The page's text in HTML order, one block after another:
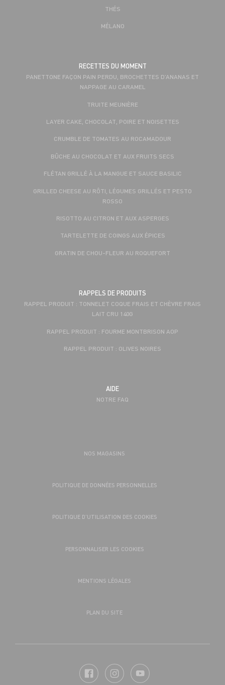
THÉS
MÉLANO
RECETTES DU MOMENT
PANETTONE FAÇON PAIN PERDU, BROCHETTES D’ANANAS ET
NAPPAGE AU CARAMEL
TRUITE MEUNIÈRE
LAYER CAKE, CHOCOLAT, POIRE ET NOISETTES
CRUMBLE DE TOMATES AU ROCAMADOUR
BÛCHE AU CHOCOLAT ET AUX FRUITS SECS
FLÉTAN GRILLÉ À LA MANGUE ET SAUCE BASILIC
GRILLED CHEESE AU RÔTI, LÉGUMES GRILLÉS ET PESTO
ROSSO
RISOTTO AU CITRON ET AUX ASPERGES
TARTELETTE DE COINGS AUX ÉPICES
GRATIN DE CHOU-FLEUR AU ROQUEFORT
RAPPELS DE PRODUITS
RAPPEL PRODUIT : TONNELET COQUE FRAIS ET CHÈVRE FRAIS
LAIT CRU 140G
RAPPEL PRODUIT : FOURME MONTBRISON AOP
RAPPEL PRODUIT : OLIVES NOIRES
AIDE
NOTRE FAQ
NOS MAGASINS
POLITIQUE DE DONNÉES PERSONNELLES
POLITIQUE D’UTILISATION DES COOKIES
PERSONNALISER LES COOKIES
MENTIONS LÉGALES
PLAN DU SITE